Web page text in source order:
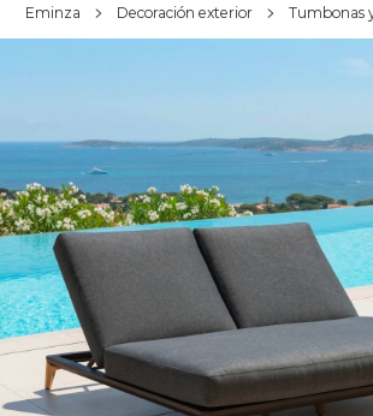
Eminza Decoración exterior Tumbonas